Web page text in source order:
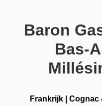
Baron
Bas-
Frankrijk |Cognac